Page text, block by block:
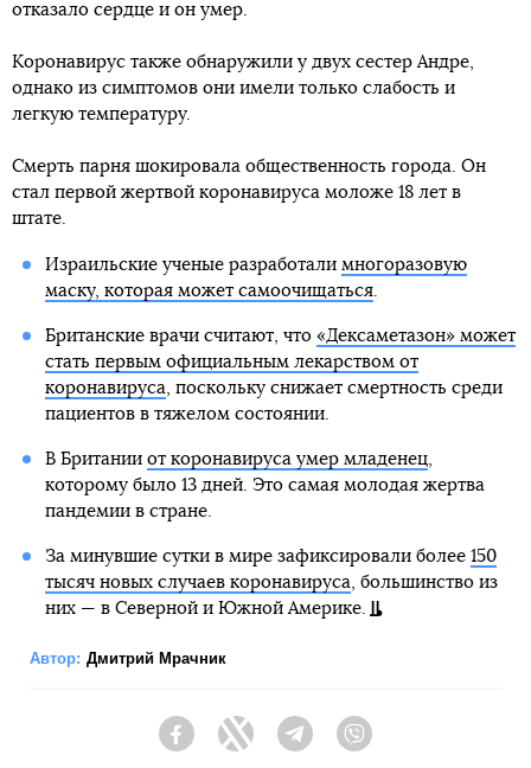
отказало сердце и он умер.
Коронавирус также обнаружили у двух сестер Андре,
однако из симптомов они имели только слабость и
легкую температуру.
Смерть парня шокировала общественность города. Он
стал первой жертвой коронавируса моложе 18 лет в
штате.
Израильские ученые разработали многоразовую
маску, которая может самоочищаться.
Британские врачи считают, что «Дексаметазон» может
стать первым официальным лекарством от
коронавируса, поскольку снижает смертность среди
пациентов в тяжелом состоянии.
В Британии от коронавируса умер младенец,
которому было 13 дней. Это самая молодая жертва
пандемии в стране.
За минувшие сутки в мире зафиксировали более 150
тысяч новых случаев коронавируса, большинство из
них — в Северной и Южной Америке.
Автор: Дмитрий Мрачник
FacebookTwitter Telegram